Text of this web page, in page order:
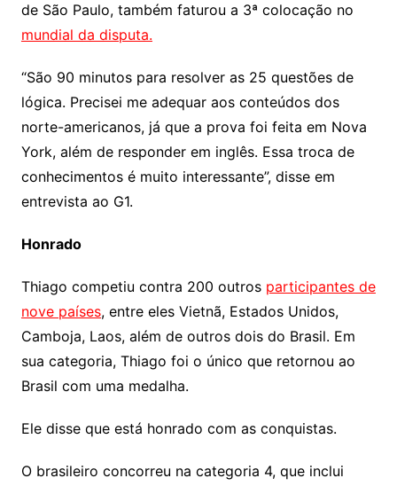
de São Paulo, também faturou a 3ª colocação no
mundial da disputa.
“São 90 minutos para resolver as 25 questões de
lógica. Precisei me adequar aos conteúdos dos
norte-americanos, já que a prova foi feita em Nova
York, além de responder em inglês. Essa troca de
conhecimentos é muito interessante”, disse em
entrevista ao G1.
Honrado
Thiago competiu contra 200 outros participantes de
nove países, entre eles Vietnã, Estados Unidos,
Camboja, Laos, além de outros dois do Brasil. Em
sua categoria, Thiago foi o único que retornou ao
Brasil com uma medalha.
Ele disse que está honrado com as conquistas.
O brasileiro concorreu na categoria 4, que inclui